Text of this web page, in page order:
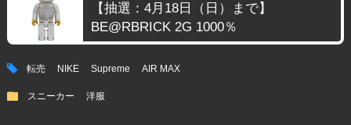
【抽選：4月18日（日）まで】
BE@RBRICK 2G 1000％
tag 転売 NIKE Supreme AIR MAX
folder スニーカー 洋服